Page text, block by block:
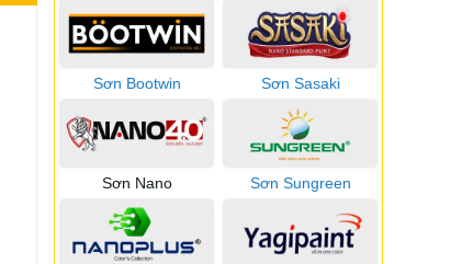
Sơn Bootwin Sơn Sasaki
Sơn Nano Sơn Sungreen